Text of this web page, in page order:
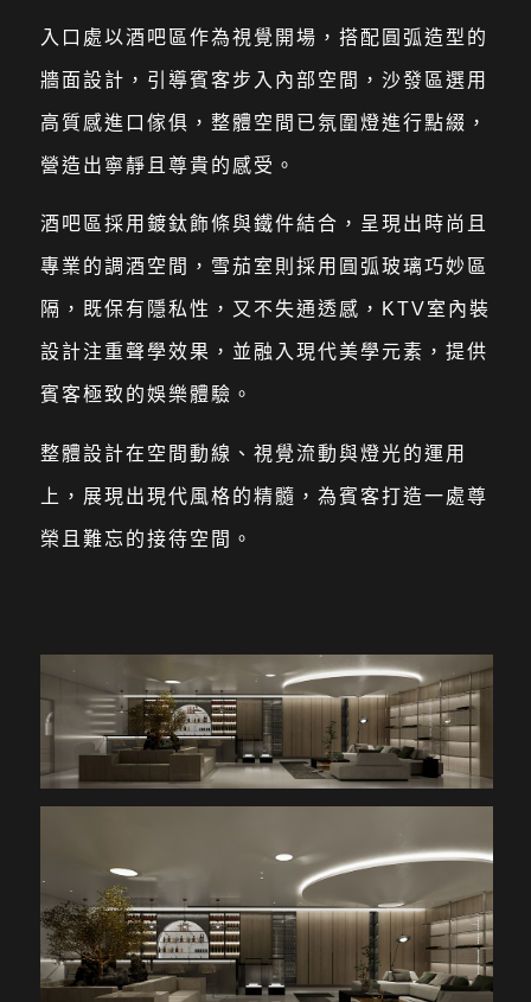
入口處以酒吧區作為視覺開場，搭配圓弧造型的
牆面設計，引導賓客步入內部空間，沙發區選用
高質感進口傢俱，整體空間已氛圍燈進行點綴，
營造出寧靜且尊貴的感受。
酒吧區採用鍍鈦飾條與鐵件結合，呈現出時尚且
專業的調酒空間，雪茄室則採用圓弧玻璃巧妙區
隔，既保有隱私性，又不失通透感，KTV室內裝
設計注重聲學效果，並融入現代美學元素，提供
賓客極致的娛樂體驗。
整體設計在空間動線、視覺流動與燈光的運用
上，展現出現代風格的精髓，為賓客打造一處尊
榮且難忘的接待空間。